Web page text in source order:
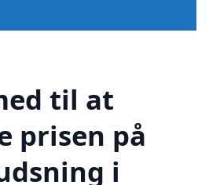
til at
prisen på
i